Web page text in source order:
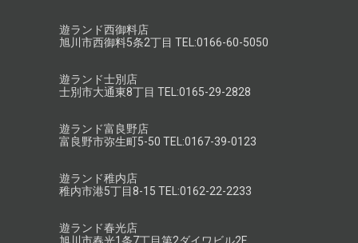
遊ランド西御料店
旭川市西御料5条2丁目 TEL:0166-60-5050
遊ランド士別店
士別市大通東8丁目 TEL:0165-29-2828
遊ランド富良野店
富良野市弥生町5-50 TEL:0167-39-0123
遊ランド稚内店
稚内市港5丁目8-15 TEL:0162-22-2233
遊ランド春光店